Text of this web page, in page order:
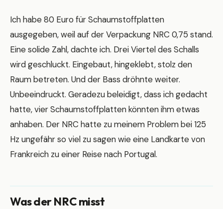
Ich habe 80 Euro für Schaumstoffplatten
ausgegeben, weil auf der Verpackung NRC 0,75 stand.
Eine solide Zahl, dachte ich. Drei Viertel des Schalls
wird geschluckt. Eingebaut, hingeklebt, stolz den
Raum betreten. Und der Bass dröhnte weiter.
Unbeeindruckt. Geradezu beleidigt, dass ich gedacht
hatte, vier Schaumstoffplatten könnten ihm etwas
anhaben. Der NRC hatte zu meinem Problem bei 125
Hz ungefähr so viel zu sagen wie eine Landkarte von
Frankreich zu einer Reise nach Portugal.
Was der NRC misst